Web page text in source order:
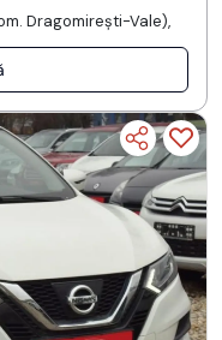
Dragomireşti-Vale),